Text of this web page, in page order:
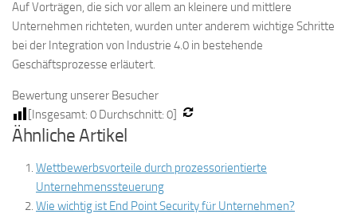
Auf Vorträgen, die sich vor allem an kleinere und mittlere
Unternehmen richteten, wurden unter anderem wichtige Schritte
bei der Integration von Industrie 4.0 in bestehende
Geschäftsprozesse erläutert.
Bewertung unserer Besucher
[Insgesamt: 0 Durchschnitt: 0]
Ähnliche Artikel
Wettbewerbsvorteile durch prozessorientierte
Unternehmenssteuerung
Wie wichtig ist End Point Security für Unternehmen?